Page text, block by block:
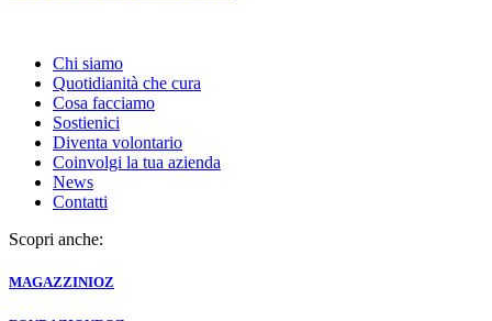
Chi siamo
Quotidianità che cura
Cosa facciamo
Sostienici
Diventa volontario
Coinvolgi la tua azienda
News
Contatti
Scopri anche:
MAGAZZINIOZ